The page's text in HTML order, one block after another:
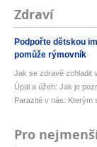
Zdraví
Podpořte dětskou
pomůže rýmovník
Jak se zdravě zchladit
Úpal a úžeh: Jak je
Parazité v nás: Kterým
Pro